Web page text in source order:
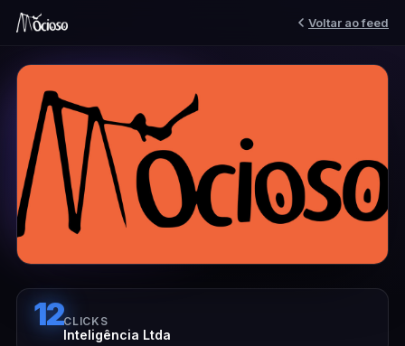
Voltar ao feed
12CLICKS
Inteligência Ltda